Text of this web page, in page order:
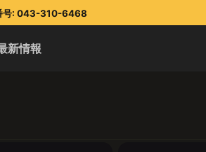
号: 043-310-6468
新情報